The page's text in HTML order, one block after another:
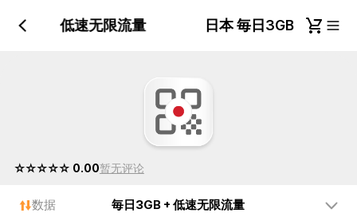
3GB + 低速无限流量 日本 毎日3GB + 低速
☆☆☆☆☆ 0.00暂无评论
数据 毎日3GB + 低速无限流量